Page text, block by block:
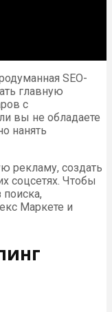
SEO-
главную
с
вы не обладаете
нанять
рекламу, создать
соцсетях. Чтобы
Маркете и